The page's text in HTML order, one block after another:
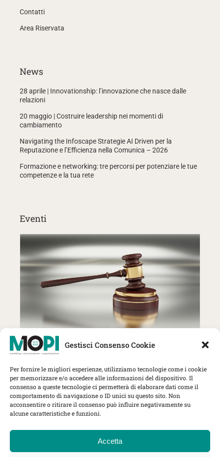
Gestisci Consenso Cookie
Per fornire le migliori esperienze, utilizziamo tecnologie come i cookie
per memorizzare e/o accedere alle informazioni del dispositivo. Il
consenso a queste tecnologie ci permetterà di elaborare dati come il
comportamento di navigazione o ID unici su questo sito. Non
acconsentire o ritirare il consenso può influire negativamente su
alcune caratteristiche e funzioni.
Accetta
Contatti
Area Riservata
News
28 aprile | Innovationship: l’innovazione che nasce dalle
relazioni
20 maggio | Costruire leadership nei momenti di
cambiamento
Navigating the Infoscape Strategie AI Driven per la
Reputazione e l’Efficienza nella Comunica – 2026
Formazione e networking: tre percorsi per potenziare le tue
competenze e la tua rete
Eventi
27 Ottobre | MOPI incontra The
Lawyer: trend, strategie e nuove
sfide per gli studi professionali
Herbert Smith Freehills Kramer, Via
Rovello 1, Milano
MOPI Incontra